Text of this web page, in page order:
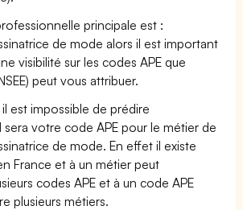
principale est :
de mode alors il est important
visibilité sur les codes APE que
peut vous attribuer.
il est impossible de prédire
votre code APE pour le métier de
de mode. En effet il existe
France et à un métier peut
codes APE et à un code APE
plusieurs métiers.